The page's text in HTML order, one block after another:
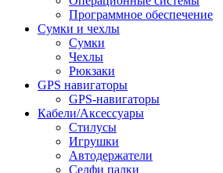
Программное обеспечение
Сумки и чехлы
Сумки
Чехлы
Рюкзаки
GPS навигаторы
GPS-навигаторы
Кабели/Аксессуары
Стилусы
Игрушки
Автодержатели
Селфи палки